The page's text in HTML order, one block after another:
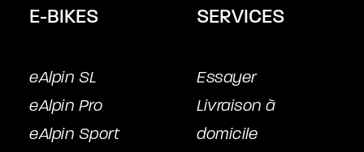
E-BIKES
eAlpin SL
eAlpin Pro
eAlpin Sport
SERVICES
Essayer
Livraison à
domicile